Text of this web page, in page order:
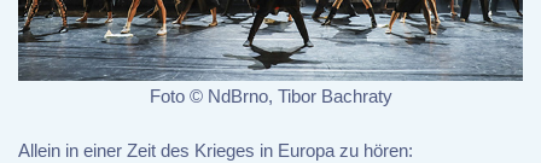
Foto © NdBrno, Tibor Bachraty
Allein in einer Zeit des Krieges in Europa zu hören: